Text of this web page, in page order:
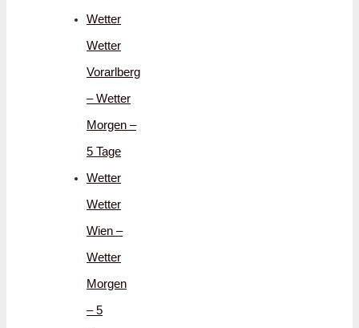
Wetter
Wetter
Vorarlberg
– Wetter
Morgen –
5 Tage
Wetter
Wetter
Wien –
Wetter
Morgen
– 5